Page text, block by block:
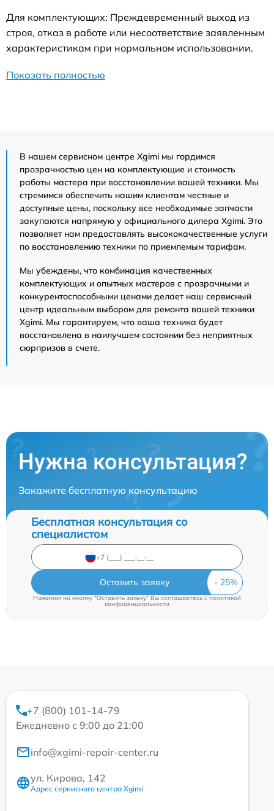
Для комплектующих: Преждевременный выход из
строя, отказ в работе или несоответствие заявленным
характеристикам при нормальном использовании.
Показать полностью
В нашем сервисном центре Xgimi мы гордимся
прозрачностью цен на комплектующие и стоимость
работы мастера при восстановлении вашей техники. Мы
стремимся обеспечить нашим клиентам честные и
доступные цены, поскольку все необходимые запчасти
закупаются напрямую у официального дилера Xgimi. Это
позволяет нам предоставлять высококачественные услуги
по восстановлению техники по приемлемым тарифам.
Мы убеждены, что комбинация качественных
комплектующих и опытных мастеров с прозрачными и
конкурентоспособными ценами делает наш сервисный
центр идеальным выбором для ремонта вашей техники
Xgimi. Мы гарантируем, что ваша техника будет
восстановлена в наилучшем состоянии без неприятных
сюрпризов в счете.
Нужна консультация?
Закажите бесплатную консультацию
Бесплатная консультация со
специалистом
Оставить заявку
Нажимая на кнопку "Оставить заявку" Вы соглашаетесь c политикой
конфиденциальности
+7 (800) 101-14-79
Ежедневно с 9:00 до 21:00
info@xgimi-repair-center.ru
ул. Кирова, 142
Адрес сервисного центра Xgimi